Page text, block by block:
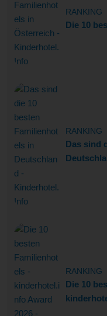
RANKING
Die 10
RANKING
Das sind
RANKING
Die 10